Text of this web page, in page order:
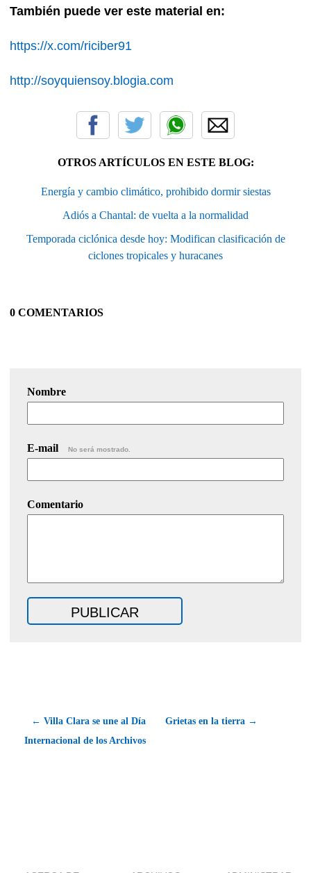
También puede ver este material en:
https://x.com/riciber91
http://soyquiensoy.blogia.com
OTROS ARTÍCULOS EN ESTE BLOG:
Energía y cambio climático, prohibido dormir siestas
Adiós a Chantal: de vuelta a la normalidad
Temporada ciclónica desde hoy: Modifican clasificación de
ciclones tropicales y huracanes
0 COMENTARIOS
Nombre
E-mail No será mostrado.
Comentario
← Villa Clara se une al Día
Internacional de los Archivos
Grietas en la tierra →